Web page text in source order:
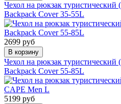
Чехол на рюкзак
Backpack Cover 35-55L
2699 руб
В корзину
Чехол на рюкзак
Backpack Cover 55-85L
5199 руб